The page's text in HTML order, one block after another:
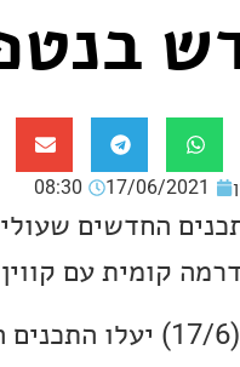
17/06/2021
08:30
החדשים
קומית עם